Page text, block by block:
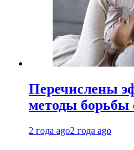
Перечислены
методы борьбы
2 года ago2 года ago